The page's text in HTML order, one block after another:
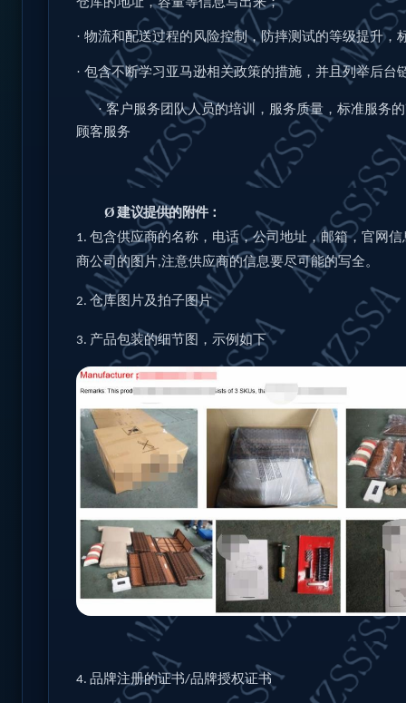
· 物流和配送过程的风险控制，防摔测试的等级提升，
· 包含不断学习亚马逊相关政策的措施，并且列举后台
·客户服务团队人员的培训，服务质量，标准服务
顾客服务
Ø建议提供的附件：
1. 包含供应商的名称，电话，公司地址，邮箱，官网信
商公司的图片,注意供应商的信息要尽可能的写全。
2. 仓库图片及拍子图片
3. 产品包装的细节图，示例如下
4. 品牌注册的证书/品牌授权证书